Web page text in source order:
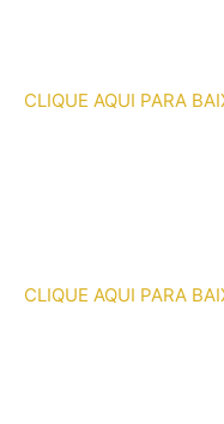
CLIQUE AQUI PARA
CLIQUE AQUI PARA